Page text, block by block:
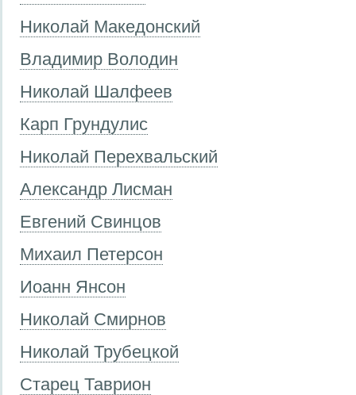
Николай Македонский
Владимир Володин
Николай Шалфеев
Карп Грундулис
Николай Перехвальский
Александр Лисман
Евгений Свинцов
Михаил Петерсон
Иоанн Янсон
Николай Смирнов
Николай Трубецкой
Старец Таврион